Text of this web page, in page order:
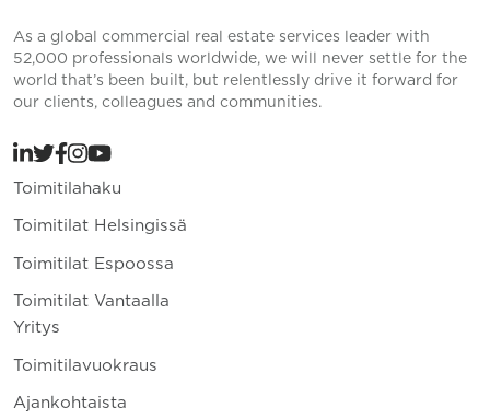
As a global commercial real estate services leader with
52,000 professionals worldwide, we will never settle for the
world that’s been built, but relentlessly drive it forward for
our clients, colleagues and communities.
Toimitilahaku
Toimitilat Helsingissä
Toimitilat Espoossa
Toimitilat Vantaalla
Yritys
Toimitilavuokraus
Ajankohtaista